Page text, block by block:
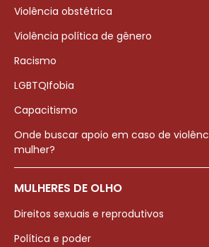
Violência obstétrica
Violência política de gênero
Racismo
LGBTQIfobia
Capacitismo
Onde buscar apoio em caso de
mulher?
MULHERES DE OLHO
Direitos sexuais e reprodutivos
Política e poder